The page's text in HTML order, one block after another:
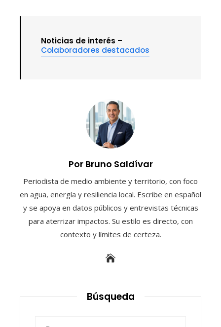
Noticias de interés –
Colaboradores destacados
Por Bruno Saldívar
Periodista de medio ambiente y territorio, con foco
en agua, energía y resiliencia local. Escribe en español
y se apoya en datos públicos y entrevistas técnicas
para aterrizar impactos. Su estilo es directo, con
contexto y límites de certeza.
Búsqueda